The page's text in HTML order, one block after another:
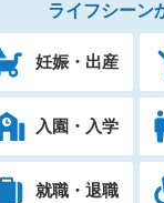
ライフシーン
妊娠・出産
入園・入学
就職・退職